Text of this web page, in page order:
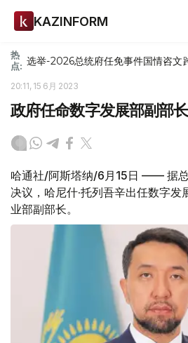
KAZINFORM
热
点: 选举-2026总统府任免事件国情咨文
20:11, 15 6月 2023
政府任命数字发展部副部长
哈通社/阿斯塔纳/6月15日 —— 据
决议，哈尼什·托列吾辛出任数字发
业部副部长。